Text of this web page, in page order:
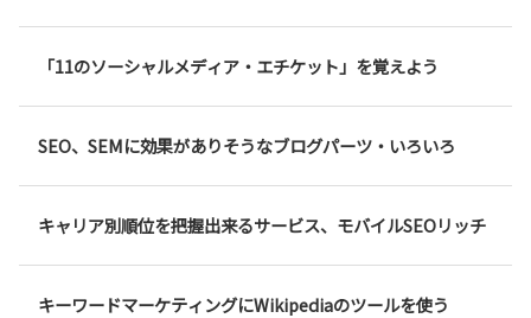
「11のソーシャルメディア・エチケット」を覚えよう
SEO、SEMに効果がありそうなブログパーツ・いろいろ
キャリア別順位を把握出来るサービス、モバイルSEOリッチ
キーワードマーケティングにWikipediaのツールを使う